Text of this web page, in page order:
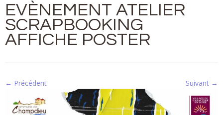
EVÈNEMENT ATELIER
SCRAPBOOKING
AFFICHE POSTER
← Précédent Suivant →